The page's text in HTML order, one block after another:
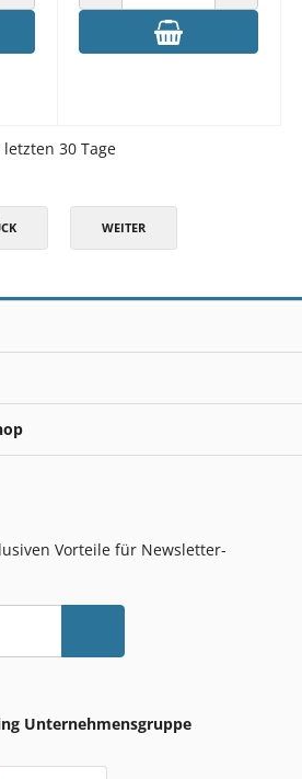
ANZAHL ERHÖHENANZAHL VERRINGERN ANZAHL
30 Tage
WEITER
Vorteile für Newsletter-
Unternehmensgruppe